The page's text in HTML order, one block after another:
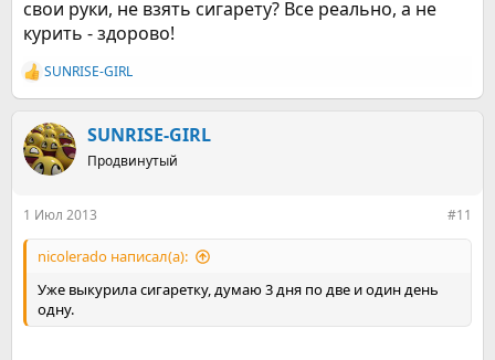
свои руки, не взять сигарету? Все реально, а не
курить - здорово!
Р
е
к
ц
и
SUNRISE-GIRL
SUNRISE-GIRL
Продвинутый
1 Июл 2013 #11
nicolerado написал(а):
Уже выкурила сигаретку, думаю 3 дня по две и один день
одну.